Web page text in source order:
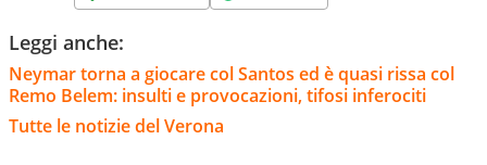
Leggi anche:
Neymar torna a giocare col Santos ed è quasi rissa col
Remo Belem: insulti e provocazioni, tifosi inferociti
Tutte le notizie del Verona